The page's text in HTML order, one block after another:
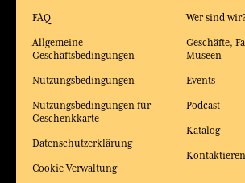
FAQ
Allgemeine
Geschäftsbedingungen
Nutzungsbedingungen
Nutzungsbedingungen für
Geschenkkarte
Datenschutzerklärung
Cookie Verwaltung
Wer sind
Geschäfte,
Museen
Events
Podcast
Katalog